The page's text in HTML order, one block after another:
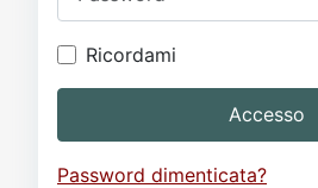
Ricordami
Accesso
Password dimenticata?